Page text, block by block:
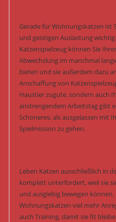
Gerade für Wohnungskatzen ist
und geistigen Auslastung
Katzenspielzeug können Sie
Abwechslung im manchmal
bieten und sie außerdem dazu
Anschaffung von
Haustier zugute, sondern auch
anstrengendem Arbeitstag gibt
Schöneres, als ausgelassen mit
Spielmission zu gehen.
Leben Katzen ausschließlich in
komplett unterfordert, weil sie
und ausgiebig bewegen
Wohnungskatzen viel mehr
auch Training, damit sie fit